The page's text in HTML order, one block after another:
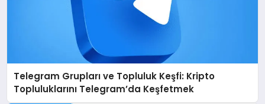
Telegram Grupları ve Topluluk Keşfi: Kripto
Topluluklarını Telegram’da Keşfetmek